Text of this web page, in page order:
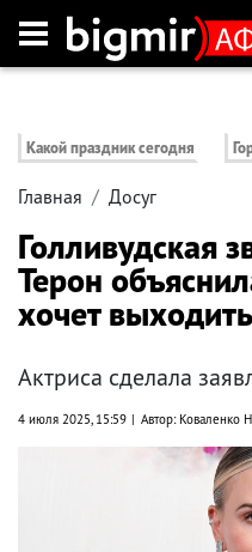
Какой праздник сегодня
Главная Досуг
Голливудская
Терон
хочет
Актриса сделала
4 июля 2025, 15:59 Автор: Коваленко